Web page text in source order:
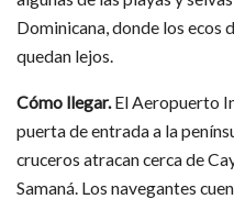
Dominicana, donde los ecos
quedan lejos.
Cómo llegar.El Aeropuerto
puerta de entrada a la
cruceros atracan cerca de
Samaná. Los navegantes